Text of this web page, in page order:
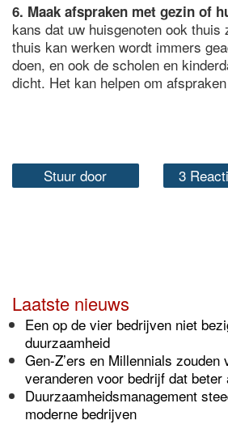
6. Maak afspraken met gezin of
kans dat uw huisgenoten ook thuis
thuis kan werken wordt immers
doen, en ook de scholen en
dicht. Het kan helpen om
Stuur door 3
Laatste nieuws
Een op de vier bedrijven niet
duurzaamheid
Gen-Z’ers en Millennials zouden
veranderen voor bedrijf dat
Duurzaamheidsmanagement
moderne bedrijven